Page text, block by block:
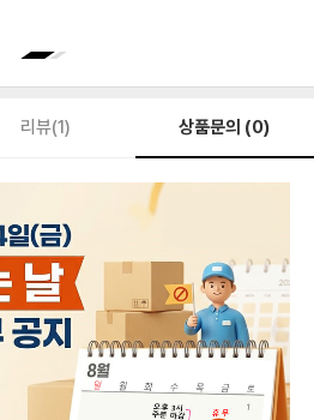
리뷰(1) 상품문의 (0)